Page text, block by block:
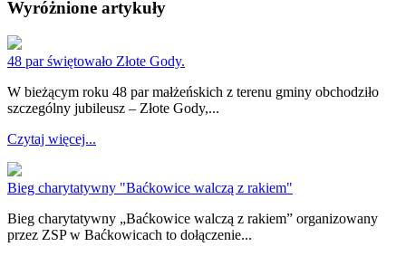
Wyróżnione artykuły
48 par świętowało Złote Gody.
W bieżącym roku 48 par małżeńskich z terenu gminy obchodziło
szczególny jubileusz – Złote Gody,...
Czytaj więcej...
Bieg charytatywny "Baćkowice walczą z rakiem"
Bieg charytatywny „Baćkowice walczą z rakiem” organizowany
przez ZSP w Baćkowicach to dołączenie...